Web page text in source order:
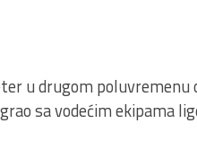
u drugom
sa vodećim ekipama